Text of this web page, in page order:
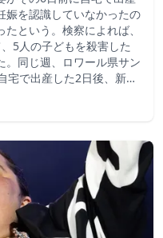
娠を認識していなかったの
という。検察によれば、
5人の子どもを殺害した
。同じ週、ロワール県サン
宅で出産した2日後、新…